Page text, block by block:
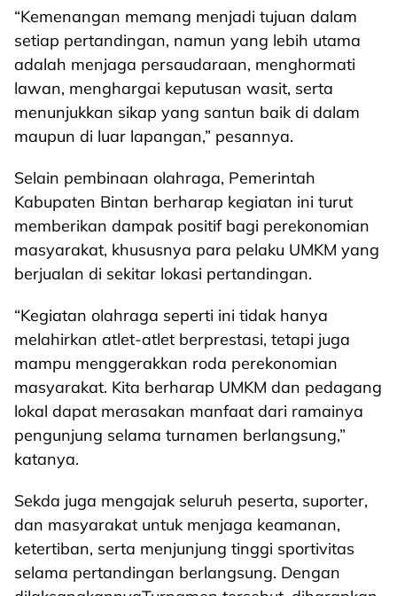
“Kemenangan memang menjadi tujuan dalam
setiap pertandingan, namun yang lebih utama
adalah menjaga persaudaraan, menghormati
lawan, menghargai keputusan wasit, serta
menunjukkan sikap yang santun baik di dalam
maupun di luar lapangan,” pesannya.
Selain pembinaan olahraga, Pemerintah
Kabupaten Bintan berharap kegiatan ini turut
memberikan dampak positif bagi perekonomian
masyarakat, khususnya para pelaku UMKM yang
berjualan di sekitar lokasi pertandingan.
“Kegiatan olahraga seperti ini tidak hanya
melahirkan atlet-atlet berprestasi, tetapi juga
mampu menggerakkan roda perekonomian
masyarakat. Kita berharap UMKM dan pedagang
lokal dapat merasakan manfaat dari ramainya
pengunjung selama turnamen berlangsung,”
katanya.
Sekda juga mengajak seluruh peserta, suporter,
dan masyarakat untuk menjaga keamanan,
ketertiban, serta menjunjung tinggi sportivitas
selama pertandingan berlangsung. Dengan